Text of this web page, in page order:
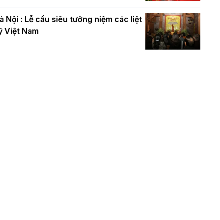
Nội : Lễ cầu siêu tưởng niệm các liệt
Việt Nam